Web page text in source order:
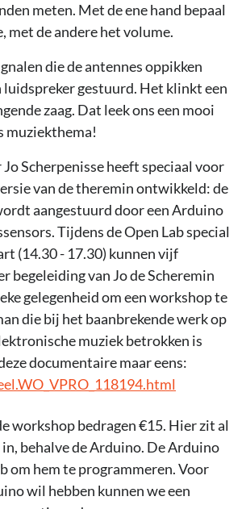
meten. Met de ene hand bepaal
met de andere het volume.
die de antennes oppikken
luidspreker gestuurd. Het klinkt een
zaag. Dat leek ons een mooi
muziekthema!
Scherpenisse heeft speciaal voor
van de theremin ontwikkeld: de
aangestuurd door een Arduino
Tijdens de Open Lab special
(14.30 - 17.30) kunnen vijf
begeleiding van Jo de Scheremin
gelegenheid om een workshop te
die bij het baanbrekende werk op
muziek betrokken is
documentaire maar eens:
workshop bedragen €15. Hier zit al
behalve de Arduino. De Arduino
om hem te programmeren. Voor
wil hebben kunnen we een